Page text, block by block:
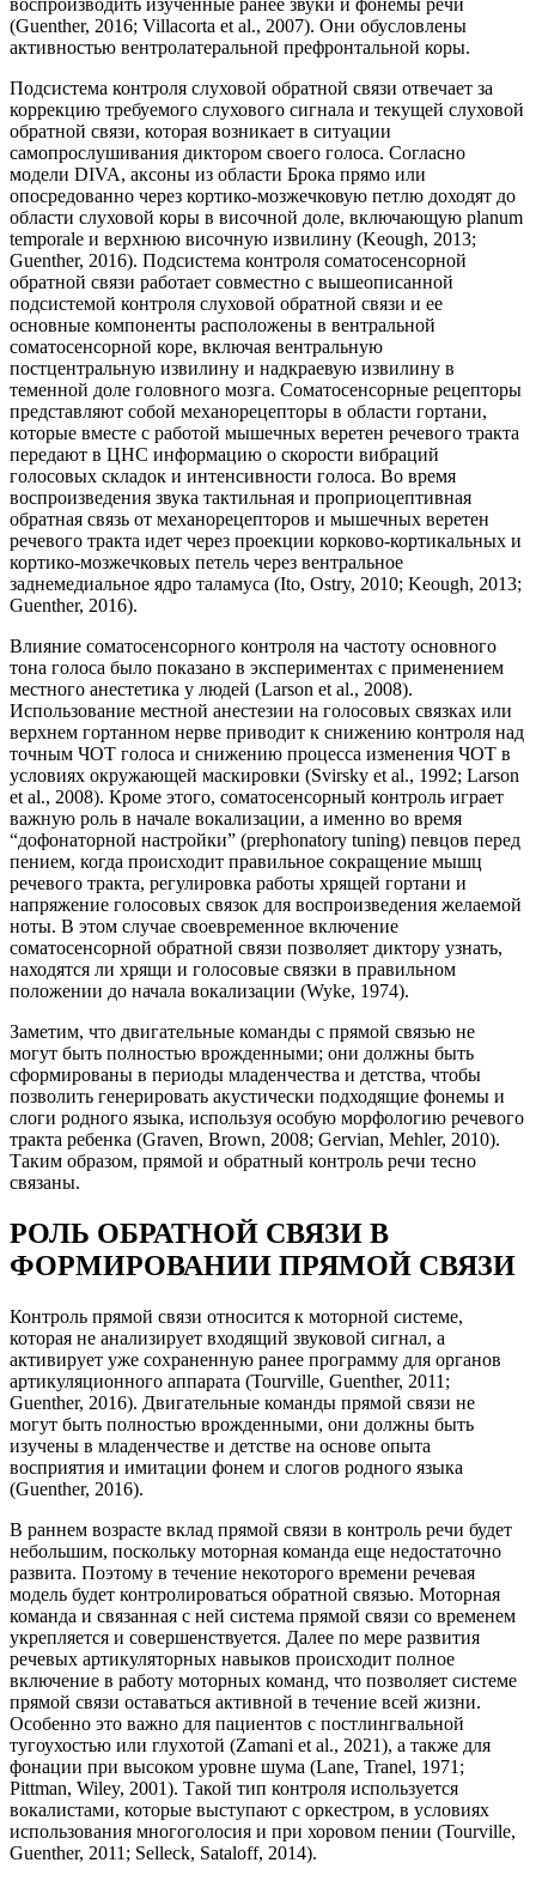
воспроизводить изученные ранее звуки и фонемы речи
(Guenther, 2016; Villacorta et al., 2007). Они обусловлены
активностью вентролатеральной префронтальной коры.
Подсистема контроля слуховой обратной связи отвечает за
коррекцию требуемого слухового сигнала и текущей слуховой
обратной связи, которая возникает в ситуации
самопрослушивания диктором своего голоса. Согласно
модели DIVA, аксоны из области Брока прямо или
опосредованно через кортико-мозжечковую петлю доходят до
области слуховой коры в височной доле, включающую planum
temporale и верхнюю височную извилину (Keough, 2013;
Guenther, 2016). Подсистема контроля соматосенсорной
обратной связи работает совместно с вышеописанной
подсистемой контроля слуховой обратной связи и ее
основные компоненты расположены в вентральной
соматосенсорной коре, включая вентральную
постцентральную извилину и надкраевую извилину в
теменной доле головного мозга. Соматосенсорные рецепторы
представляют собой механорецепторы в области гортани,
которые вместе с работой мышечных веретен речевого тракта
передают в ЦНС информацию о скорости вибраций
голосовых складок и интенсивности голоса. Во время
воспроизведения звука тактильная и проприоцептивная
обратная связь от механорецепторов и мышечных веретен
речевого тракта идет через проекции корково-кортикальных и
кортико-мозжечковых петель через вентральное
заднемедиальное ядро таламуса (Ito, Ostry, 2010; Keough, 2013;
Guenther, 2016).
Влияние соматосенсорного контроля на частоту основного
тона голоса было показано в экспериментах с применением
местного анестетика у людей (Larson et al., 2008).
Использование местной анестезии на голосовых связках или
верхнем гортанном нерве приводит к снижению контроля над
точным ЧОТ голоса и снижению процесса изменения ЧОТ в
условиях окружающей маскировки (Svirsky et al., 1992; Larson
et al., 2008). Кроме этого, соматосенсорный контроль играет
важную роль в начале вокализации, а именно во время
“дофонаторной настройки” (prephonatory tuning) певцов перед
пением, когда происходит правильное сокращение мышц
речевого тракта, регулировка работы хрящей гортани и
напряжение голосовых связок для воспроизведения желаемой
ноты. В этом случае своевременное включение
соматосенсорной обратной связи позволяет диктору узнать,
находятся ли хрящи и голосовые связки в правильном
положении до начала вокализации (Wyke, 1974).
Заметим, что двигательные команды с прямой связью не
могут быть полностью врожденными; они должны быть
сформированы в периоды младенчества и детства, чтобы
позволить генерировать акустически подходящие фонемы и
слоги родного языка, используя особую морфологию речевого
тракта ребенка (Graven, Brown, 2008; Gervian, Mehler, 2010).
Таким образом, прямой и обратный контроль речи тесно
связаны.
РОЛЬ ОБРАТНОЙ СВЯЗИ В
ФОРМИРОВАНИИ ПРЯМОЙ СВЯЗИ
Контроль прямой связи относится к моторной системе,
которая не анализирует входящий звуковой сигнал, а
активирует уже сохраненную ранее программу для органов
артикуляционного аппарата (Tourville, Guenther, 2011;
Guenther, 2016). Двигательные команды прямой связи не
могут быть полностью врожденными, они должны быть
изучены в младенчестве и детстве на основе опыта
восприятия и имитации фонем и слогов родного языка
(Guenther, 2016).
В раннем возрасте вклад прямой связи в контроль речи будет
небольшим, поскольку моторная команда еще недостаточно
развита. Поэтому в течение некоторого времени речевая
модель будет контролироваться обратной связью. Моторная
команда и связанная с ней система прямой связи со временем
укрепляется и совершенствуется. Далее по мере развития
речевых артикуляторных навыков происходит полное
включение в работу моторных команд, что позволяет системе
прямой связи оставаться активной в течение всей жизни.
Особенно это важно для пациентов с постлингвальной
тугоухостью или глухотой (Zamani et al., 2021), а также для
фонации при высоком уровне шума (Lane, Tranel, 1971;
Pittman, Wiley, 2001). Такой тип контроля используется
вокалистами, которые выступают с оркестром, в условиях
использования многоголосия и при хоровом пении (Tourville,
Guenther, 2011; Selleck, Sataloff, 2014).